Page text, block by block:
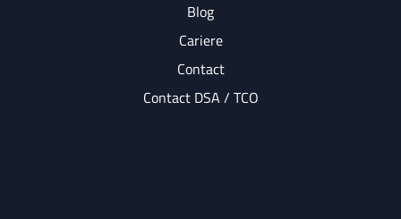
Blog
Cariere
Contact
Contact DSA / TCO